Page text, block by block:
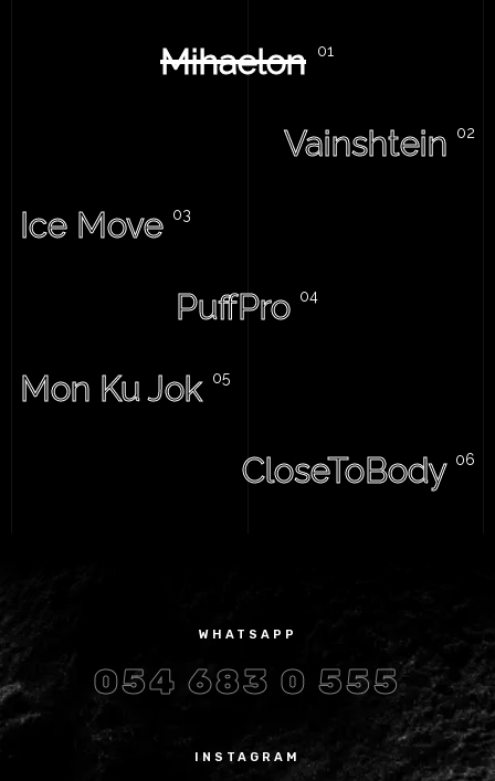
Mihaelon
Vainshtein
Ice Move
PuffPro
Mon Ku Jok
CloseToBody
WHATSAPP
054 683 0 555
INSTAGRAM